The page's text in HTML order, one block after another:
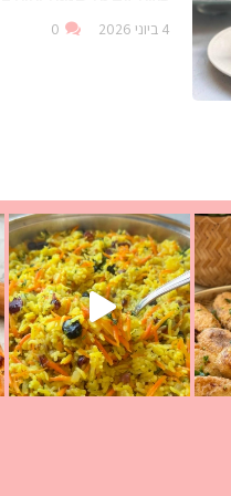
4 ביוני 2026 0
היא נקראת ככה? ההסבר בסרטו